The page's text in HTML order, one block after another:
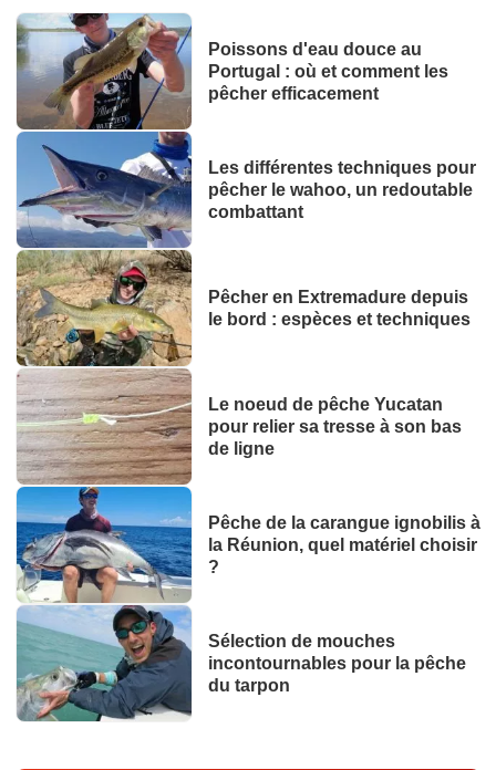
Poissons d'eau douce au
Portugal : où et comment les
pêcher efficacement
Les différentes techniques pour
pêcher le wahoo, un redoutable
combattant
Pêcher en Extremadure depuis
le bord : espèces et techniques
Le noeud de pêche Yucatan
pour relier sa tresse à son bas
de ligne
Pêche de la carangue ignobilis à
la Réunion, quel matériel choisir
?
Sélection de mouches
incontournables pour la pêche
du tarpon